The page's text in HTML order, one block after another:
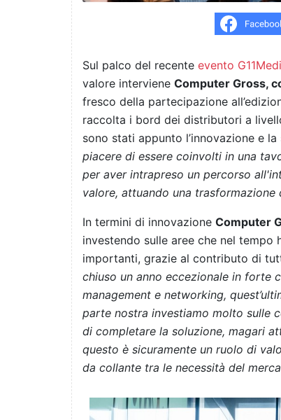
Sul palco del recente evento
valore interviene Computer Gross,
fresco della partecipazione
raccolta i bord dei distributori a
sono stati appunto l’innovazione e
piacere di essere coinvolti in una
per aver intrapreso un percorso
valore, attuando una trasformazione
In termini di innovazione Computer
investendo sulle aree che nel
importanti, grazie al contributo di
chiuso un anno eccezionale in forte
management e networking,
parte nostra investiamo molto sulle
di completare la soluzione, magari
questo è sicuramente un ruolo di
da collante tra le necessità del